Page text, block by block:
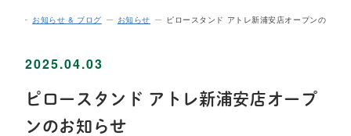
お知らせ & ブログ お知らせ ピロースタンド アトレ新浦安店オープンのお知
2025.04.03
ピロースタンド アトレ新浦安店オープ
ンのお知らせ